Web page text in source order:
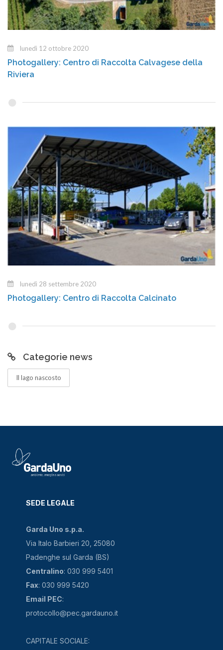
lunedì 12 ottobre 2020
Photogallery: Centro di Raccolta Calvagese della
Riviera
lunedì 28 settembre 2020
Photogallery: Centro di Raccolta Calcinato
Categorie news
Il lago nascosto
SEDE LEGALE
Garda Uno s.p.a.
Via Italo Barbieri 20, 25080
Padenghe sul Garda (BS)
Centralino: 030 999 5401
Fax: 030 999 5420
Email PEC:
protocollo@pec.gardauno.it
CAPITALE SOCIALE: